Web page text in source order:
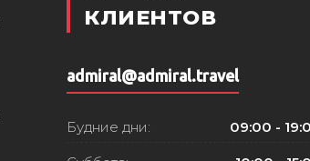
КЛИЕНТОВ
admiral@admiral.travel
Будние дни: 09:00 -